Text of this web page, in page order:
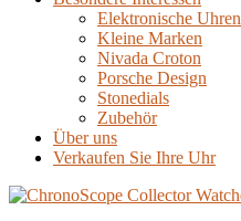
Elektronische Uhren
Kleine Marken
Nivada Croton
Porsche Design
Stonedials
Zubehör
Über uns
Verkaufen Sie Ihre Uhr